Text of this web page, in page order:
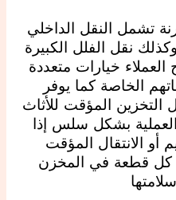
تشمل النقل الداخلي
نقل الفلل الكبيرة
العملاء خيارات متعددة
الخاصة كما يوفر
المؤقت للأثاث
بشكل سلس إذا
أو الانتقال المؤقت
كل قطعة في المخزن